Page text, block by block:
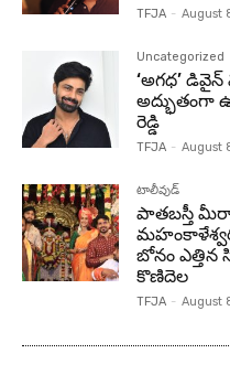
TFJA - August
Uncategorized
‘అగధ’
అద్భుతంగా
రెడ్డి
TFJA - August
టాలీవుడ్
పాతబస్తీ
బోనం ఎత్తిన
కొణిదెల
TFJA - August